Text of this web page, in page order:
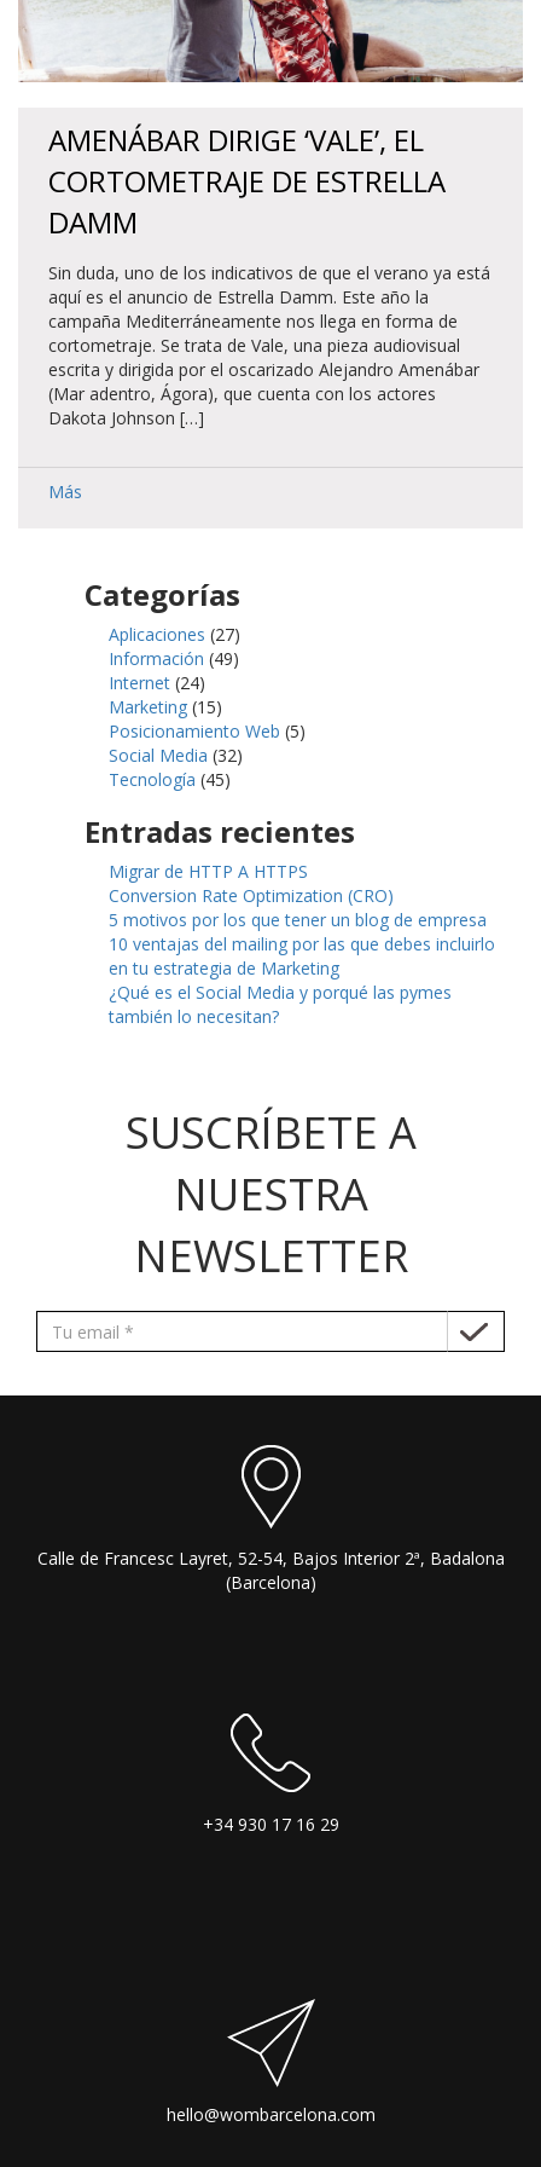
AMENÁBAR DIRIGE ‘VALE’, EL
CORTOMETRAJE DE ESTRELLA
DAMM
Sin duda, uno de los indicativos de que el verano ya está
aquí es el anuncio de Estrella Damm. Este año la
campaña Mediterráneamente nos llega en forma de
cortometraje. Se trata de Vale, una pieza audiovisual
escrita y dirigida por el oscarizado Alejandro Amenábar
(Mar adentro, Ágora), que cuenta con los actores
Dakota Johnson […]
Más
Categorías
Aplicaciones (27)
Información (49)
Internet (24)
Marketing (15)
Posicionamiento Web (5)
Social Media (32)
Tecnología (45)
Entradas recientes
Migrar de HTTP A HTTPS
Conversion Rate Optimization (CRO)
5 motivos por los que tener un blog de empresa
10 ventajas del mailing por las que debes incluirlo
en tu estrategia de Marketing
¿Qué es el Social Media y porqué las pymes
también lo necesitan?
SUSCRÍBETE A
NUESTRA
NEWSLETTER
Calle de Francesc Layret, 52-54, Bajos Interior 2ª, Badalona
(Barcelona)
+34 930 17 16 29
hello@wombarcelona.com